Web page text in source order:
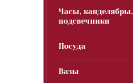
Часы, канделябры,
подсвечники
Посуда
Вазы